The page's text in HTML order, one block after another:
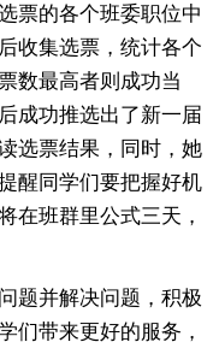
票的各个班委职位中
收集选票，统计各个
数最高者则成功当
成功推选出了新一届
选票结果，同时，她
醒同学们要把握好机
在班群里公式三天，
题并解决问题，积极
们带来更好的服务，